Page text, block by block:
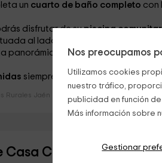
Nos preocupamos
Utilizamos cookies
nuestro tráfico,
publicidad en función
Más información sobre
Gestionar
un cuarto de baño completo con
disfrutar de supiscina
al lado y que forma parte del
panorámica.
siempre que sean de tamaño
Rurales Jaén
Casa Cueva Sol(Casa